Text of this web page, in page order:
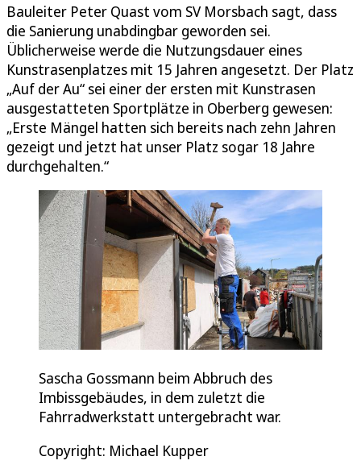
Bauleiter Peter Quast vom SV Morsbach sagt, dass
die Sanierung unabdingbar geworden sei.
Üblicherweise werde die Nutzungsdauer eines
Kunstrasenplatzes mit 15 Jahren angesetzt. Der Platz
„Auf der Au“ sei einer der ersten mit Kunstrasen
ausgestatteten Sportplätze in Oberberg gewesen:
„Erste Mängel hatten sich bereits nach zehn Jahren
gezeigt und jetzt hat unser Platz sogar 18 Jahre
durchgehalten.“
Sascha Gossmann beim Abbruch des
Imbissgebäudes, in dem zuletzt die
Fahrradwerkstatt untergebracht war.
Copyright: Michael Kupper